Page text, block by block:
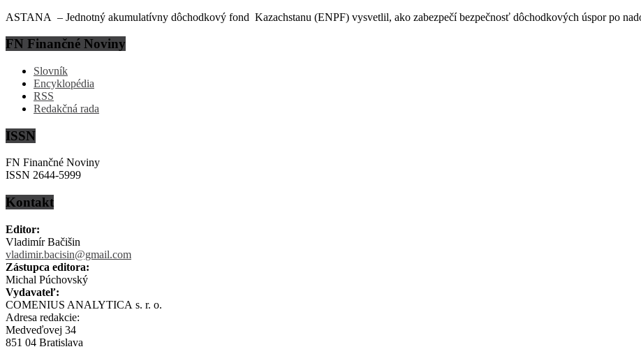
ASTANA – Jednotný akumulatívny dôchodkový fond Kazachstanu (ENPF) vysvetlil, ako zabezpečí bezpečnosť dôchodkových úspor po
FN Finančné Noviny
Slovník
Encyklopédia
RSS
Redakčná rada
ISSN
FN Finančné Noviny
ISSN 2644-5999
Kontakt
Editor:
Vladimír Bačišin
vladimir.bacisin@gmail.com
Zástupca editora:
Michal Púchovský
Vydavateľ:
COMENIUS ANALYTICA s. r. o.
Adresa redakcie:
Medveďovej 34
851 04 Bratislava